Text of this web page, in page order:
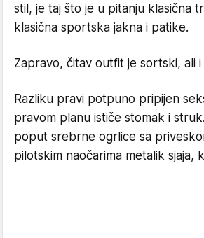
stil, je taj što je u pitanju klasična
klasična sportska jakna i patike.
Zapravo, čitav outfit je sortski, ali i
Razliku pravi potpuno pripijen
pravom planu ističe stomak i
poput srebrne ogrlice sa
pilotskim naočarima metalik sjaja,